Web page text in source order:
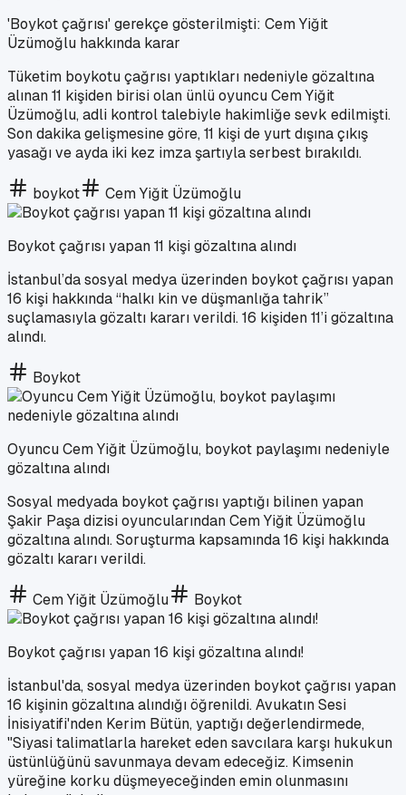
'Boykot çağrısı' gerekçe gösterilmişti: Cem Yiğit
Üzümoğlu hakkında karar
Tüketim boykotu çağrısı yaptıkları nedeniyle gözaltına
alınan 11 kişiden birisi olan ünlü oyuncu Cem Yiğit
Üzümoğlu, adli kontrol talebiyle hakimliğe sevk edilmişti.
Son dakika gelişmesine göre, 11 kişi de yurt dışına çıkış
yasağı ve ayda iki kez imza şartıyla serbest bırakıldı.
boykot Cem Yiğit Üzümoğlu
Boykot çağrısı yapan 11 kişi gözaltına alındı
İstanbul’da sosyal medya üzerinden boykot çağrısı yapan
16 kişi hakkında “halkı kin ve düşmanlığa tahrik”
suçlamasıyla gözaltı kararı verildi. 16 kişiden 11’i gözaltına
alındı.
Boykot
Oyuncu Cem Yiğit Üzümoğlu, boykot paylaşımı nedeniyle
gözaltına alındı
Sosyal medyada boykot çağrısı yaptığı bilinen yapan
Şakir Paşa dizisi oyuncularından Cem Yiğit Üzümoğlu
gözaltına alındı. Soruşturma kapsamında 16 kişi hakkında
gözaltı kararı verildi.
Cem Yiğit Üzümoğlu Boykot
Boykot çağrısı yapan 16 kişi gözaltına alındı!
İstanbul'da, sosyal medya üzerinden boykot çağrısı yapan
16 kişinin gözaltına alındığı öğrenildi. Avukatın Sesi
İnisiyatifi'nden Kerim Bütün, yaptığı değerlendirmede,
"Siyasi talimatlarla hareket eden savcılara karşı hukukun
üstünlüğünü savunmaya devam edeceğiz. Kimsenin
yüreğine korku düşmeyeceğinden emin olunmasını